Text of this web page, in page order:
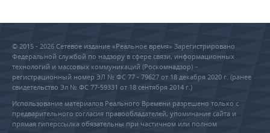
© 2015 - 2026 Сетевое издание «Реальное время» Зарегистрировано
Федеральной службой по надзору в сфере связи, информационных
технологий и массовых коммуникаций (Роскомнадзор) –
регистрационный номер ЭЛ № ФС 77 - 79627 от 18 декабря 2020 г. (ранее
свидетельство Эл № ФС 77-59331 от 18 сентября 2014 г.)
Использование материалов Реального Времени разрешено только с
предварительного согласия правообладателей, упоминание сайта и
прямая гиперссылка обязательны при частичном или полном